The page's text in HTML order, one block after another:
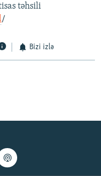
təhsili
/
Bizi izlə